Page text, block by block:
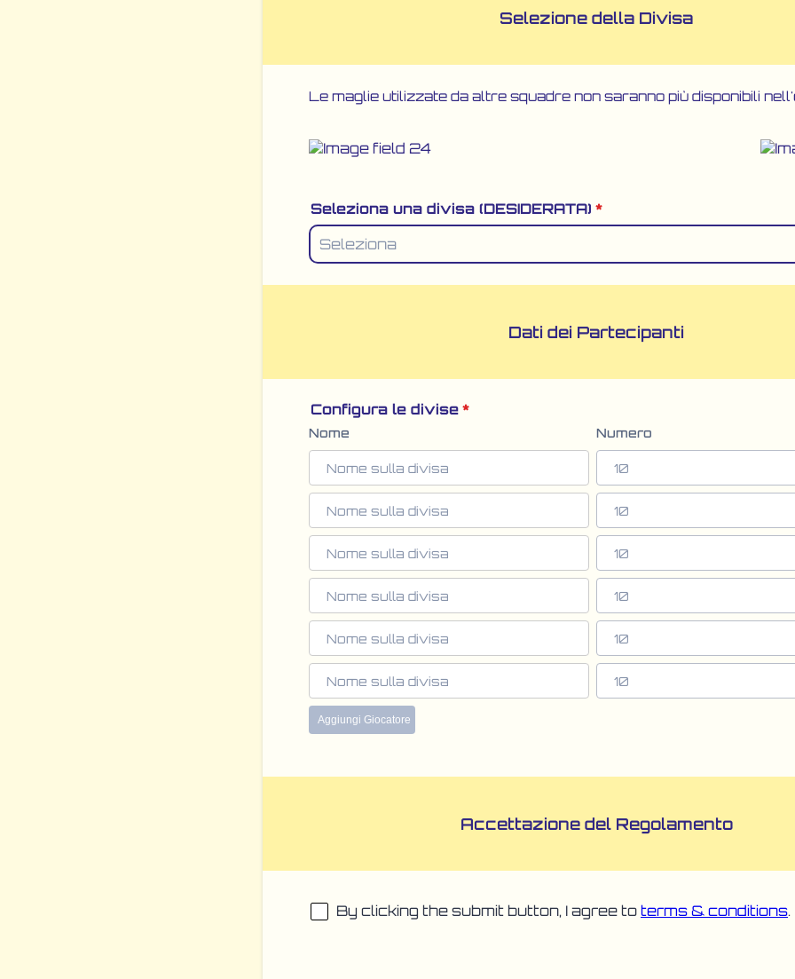
Selezione della Divisa
Le maglie utilizzate da altre squadre non saranno più disponibili
Seleziona una divisa (DESIDERATA) *
Dati dei Partecipanti
Configura le divise *
Accettazione del Regolamento